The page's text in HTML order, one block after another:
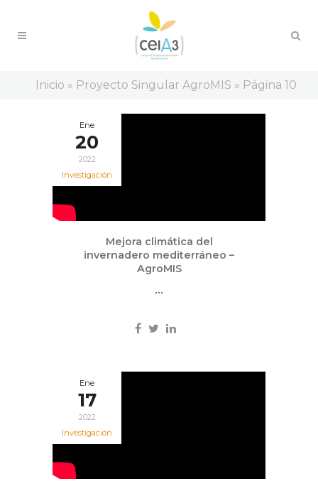
Inicio » Proyecto Singular AgroMIS » Página 10
Ene
20
2022
Investigación
Mejora climática del
invernadero mediterráneo –
AgroMIS
...
Ene
17
2022
Investigación